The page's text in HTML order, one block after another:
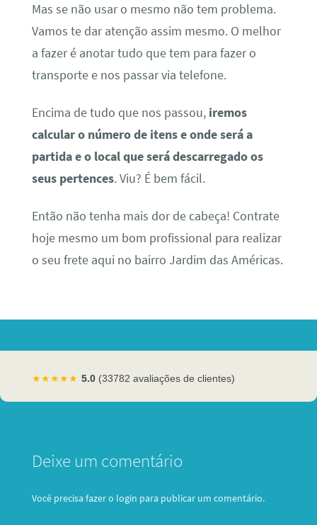
Mas se não usar o mesmo não tem problema.
Vamos te dar atenção assim mesmo. O melhor
a fazer é anotar tudo que tem para fazer o
transporte e nos passar via telefone.
Encima de tudo que nos passou, iremos
calcular o número de itens e onde será a
partida e o local que será descarregado os
seus pertences. Viu? É bem fácil.
Então não tenha mais dor de cabeça! Contrate
hoje mesmo um bom profissional para realizar
o seu frete aqui no bairro Jardim das Américas.
★★★★★ 5.0 (33782 avaliações de clientes)
Deixe um comentário
Você precisa fazer o login para publicar um comentário.